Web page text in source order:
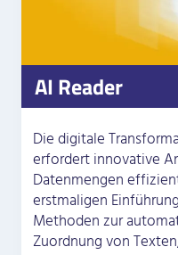
AI Reader
Die digitale
erfordert innovative
Datenmengen
erstmaligen
Methoden zur
Zuordnung von